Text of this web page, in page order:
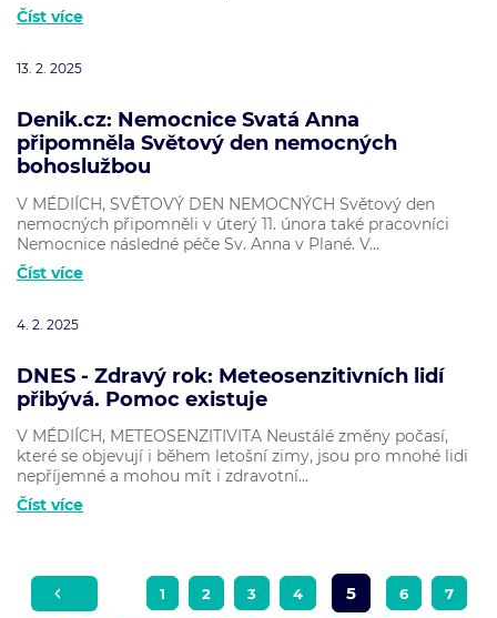
Číst více
13. 2. 2025
Denik.cz: Nemocnice Svatá Anna
připomněla Světový den nemocných
bohoslužbou
V MÉDIÍCH, SVĚTOVÝ DEN NEMOCNÝCH Světový den
nemocných připomněli v úterý 11. února také pracovníci
Nemocnice následné péče Sv. Anna v Plané. V...
Číst více
4. 2. 2025
DNES - Zdravý rok: Meteosenzitivních lidí
přibývá. Pomoc existuje
V MÉDIÍCH, METEOSENZITIVITA Neustálé změny počasí,
které se objevují i během letošní zimy, jsou pro mnohé lidi
nepříjemné a mohou mít i zdravotní...
Číst více
1 2 3 4 5 6 7